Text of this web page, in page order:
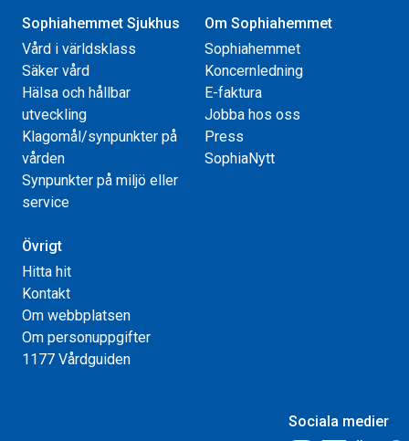
Sophiahemmet Sjukhus
Vård i världsklass
Säker vård
Hälsa och hållbar
utveckling
Klagomål/synpunkter på
vården
Synpunkter på miljö eller
service
Om Sophiahemmet
Sophiahemmet
Koncernledning
E-faktura
Jobba hos oss
Press
SophiaNytt
Övrigt
Hitta hit
Kontakt
Om webbplatsen
Om personuppgifter
1177 Vårdguiden
Sociala medier